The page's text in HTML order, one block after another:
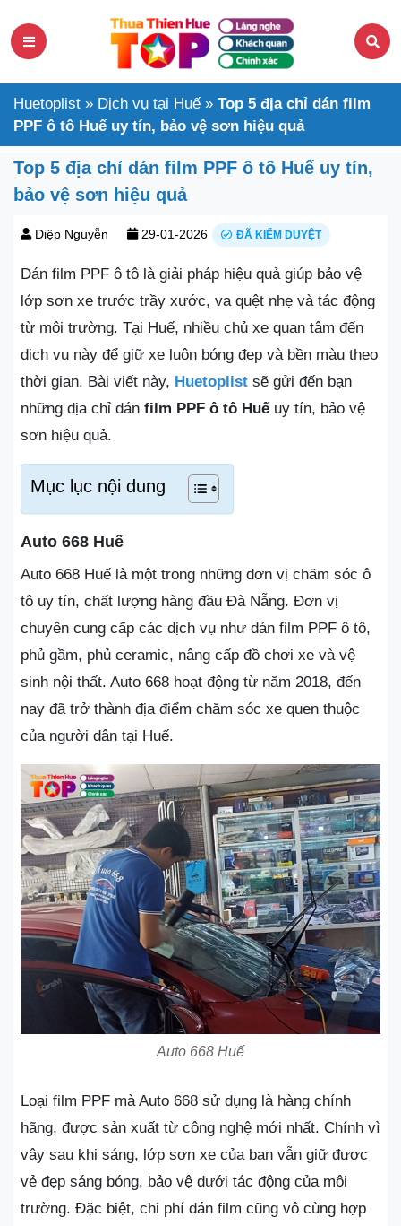
Huetoplist » Dịch vụ tại Huế » Top 5 địa chỉ dán film
PPF ô tô Huế uy tín, bảo vệ sơn hiệu quả
Top 5 địa chỉ dán film PPF ô tô Huế uy tín,
bảo vệ sơn hiệu quả
Diệp Nguyễn 29-01-2026 ĐÃ KIỂM DUYỆT
Dán film PPF ô tô là giải pháp hiệu quả giúp bảo vệ
lớp sơn xe trước trầy xước, va quệt nhẹ và tác động
từ môi trường. Tại Huế, nhiều chủ xe quan tâm đến
dịch vụ này để giữ xe luôn bóng đẹp và bền màu theo
thời gian. Bài viết này, Huetoplist sẽ gửi đến bạn
những địa chỉ dán film PPF ô tô Huếuy tín, bảo vệ
sơn hiệu quả.
Mục lục nội dung
Auto 668 Huế
Auto 668 Huế là một trong những đơn vị chăm sóc ô
tô uy tín, chất lượng hàng đầu Đà Nẵng. Đơn vị
chuyên cung cấp các dịch vụ như dán film PPF ô tô,
phủ gầm, phủ ceramic, nâng cấp đồ chơi xe và vệ
sinh nội thất. Auto 668 hoạt động từ năm 2018, đến
nay đã trở thành địa điểm chăm sóc xe quen thuộc
của người dân tại Huế.
Auto 668 Huế
Loại film PPF mà Auto 668 sử dụng là hàng chính
hãng, được sản xuất từ công nghệ mới nhất. Chính vì
vậy sau khi sáng, lớp sơn xe của bạn vẫn giữ được
vẻ đẹp sáng bóng, bảo vệ dưới tác động của môi
trường. Đặc biệt, chi phí dán film cũng vô cùng hợp